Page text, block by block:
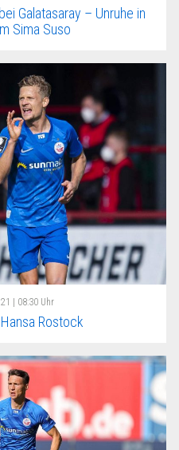
Galatasaray – Unruhe in
Sima Suso
| 08:30 Uhr
Rostock